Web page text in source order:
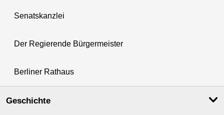
Senatskanzlei
Der Regierende Bürgermeister
Berliner Rathaus
Geschichte